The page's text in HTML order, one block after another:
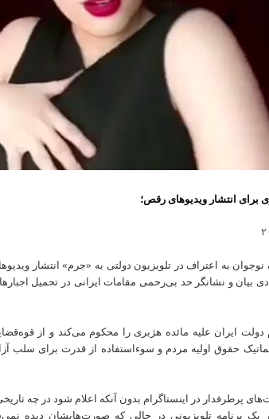
برای انتشار ویدیو‌های رقص؛
کردن یک نوجوان به اعتراف در تلویزیون دولتی به «جرم» انتشار
بیان و نشانگر حد بی‌رحمی مقامات ایرانی در تحمیل
ایران علیه مائده هژبری را محکوم می‌کند و از
حقوق اولیه مردم و سوء‌استفاده از قدرت برای سلب‌
پرطرفدار در اینستاگرام بدون آنکه اعلام شود در چه
در ۱۵ تیرماه در یک برنامه تلویزیونی در حالی که صورت‌هایشان